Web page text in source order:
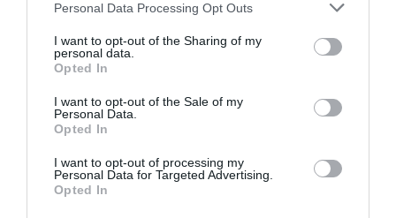
Personal Data Processing Opt Outs
I want to opt-out of the Sharing of my
personal data.
Opted In
I want to opt-out of the Sale of my
Personal Data.
Opted In
I want to opt-out of processing my
Personal Data for Targeted Advertising.
Opted In
experiencia de los últimos años, lo que un año estaba
vigente, al siguiente ya no. Pese a esta integración al
Espacio Europeo de Educación Superior, los planes de
compuestos de muchas pequeñas partes, que a lo
mejor en nuestras facultades podrían ser tres temas de
están muy enfocados hacia la salud y enormemente
relacionados entre sí, lo que permite hacerse una visión